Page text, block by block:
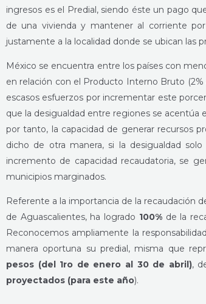
ingresos es el Predial, siendo éste un pago
de una vivienda y mantener al corriente
justamente a la localidad donde se ubican las
México se encuentra entre los países con
en relación con el Producto Interno Bruto
escasos esfuerzos por incrementar este
que la desigualdad entre regiones se acentúa
por tanto, la capacidad de generar recursos
dicho de otra manera, si la desigualdad
incremento de capacidad recaudatoria, se
municipios marginados.
Referente a la importancia de la recaudación
de Aguascalientes, ha logrado 100%de la
Reconocemos ampliamente la
manera oportuna su predial, misma que
pesos (del 1ro de enero al 30 de abril),
proyectados (para este año).